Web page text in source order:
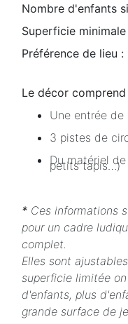
Nombre d'enfants
Superficie
Préférence de lieu :
Le décor comprend
Une entrée de
3 pistes de
Du matériel
petits tapis…)
* Ces informations
pour un cadre
complet.
Elles sont
superficie limitée
d'enfants, plus
grande surface de